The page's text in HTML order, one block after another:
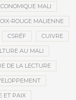
MALI
ROUGE MALIENNE
CSRÉF CUIVRE
AU MALI
DE LA LECTURE
ET PAIX